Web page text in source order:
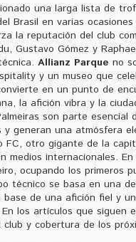
una larga lista de
Brasil en varias
la reputación del club
Gustavo Gómez y
Allianz Parque no
y un museo que
en un punto de
la afición vibra y la
son parte
y generan una atmósfera
FC, otro gigante de la
medios internacionales.
ocupando los primeros
técnico se basa en una
base de una afición fiel y
los artículos que
y cobertura de los